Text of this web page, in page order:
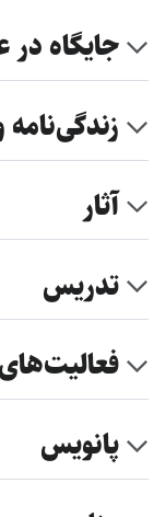
جایگاه
آثار
تدریس
پانویس